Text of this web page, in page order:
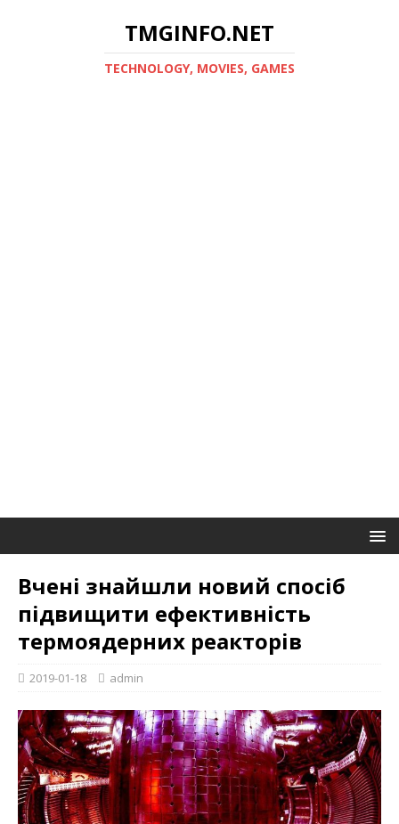
TMGINFO.NET
ТECHNOLOGY, MOVIES, GAMES
Вчені знайшли новий спосіб
підвищити ефективність
термоядерних реакторів
2019-01-18 admin